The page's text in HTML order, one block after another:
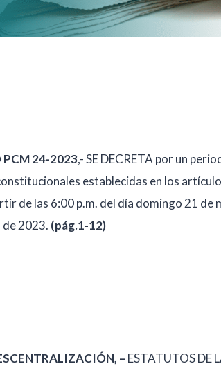
PCM 24-2023,- SE DECRETA por un
establecidas en los
de las 6:00 p.m. del día domingo 21 de
de 2023. (pág.1-12)
– ESTATUTOS DE